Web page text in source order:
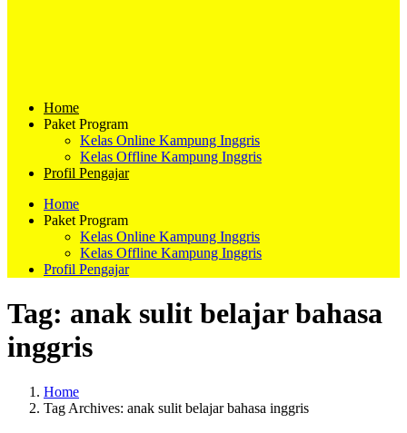
Home
Paket Program
Kelas Online Kampung Inggris
Kelas Offline Kampung Inggris
Profil Pengajar
Home
Paket Program
Kelas Online Kampung Inggris
Kelas Offline Kampung Inggris
Profil Pengajar
Tag: anak sulit belajar bahasa
inggris
Home
Tag Archives: anak sulit belajar bahasa inggris